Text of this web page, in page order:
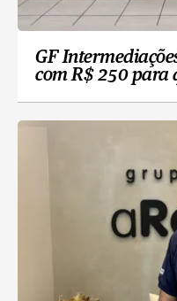
GF
com R$ 250 para